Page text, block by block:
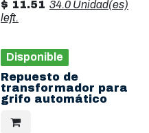
$ 11.51 34.0 Unidad(es)
left.
Disponible
Repuesto de
transformador para
grifo automático